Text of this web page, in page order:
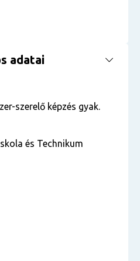
adatai
szerelő képzés gyak.
és Technikum